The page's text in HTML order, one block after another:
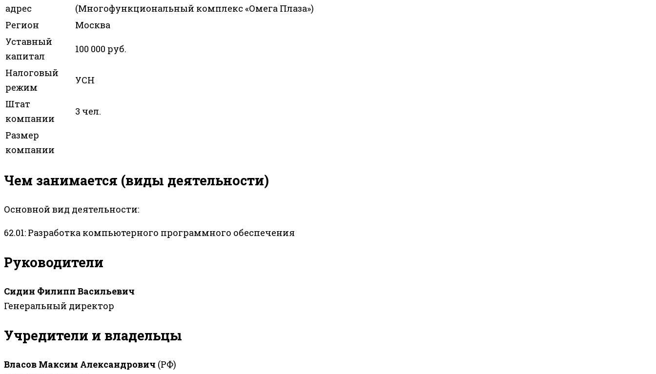
адрес
(Многофункциональный комплекс «Омега Плаза»)
Регион
Москва
Уставный
капитал
100 000 руб.
Налоговый
режим
УСН
Штат
компании
3 чел.
Размер
компании
Чем занимается (виды деятельности)
Основной вид деятельности:
62.01: Разработка компьютерного программного обеспечения
Руководители
Сидин Филипп Васильевич
Генеральный директор
Учредители и владельцы
Власов Максим Александрович (РФ)